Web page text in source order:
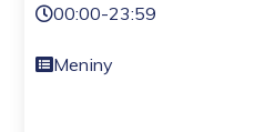
00:00-23:59
Meniny